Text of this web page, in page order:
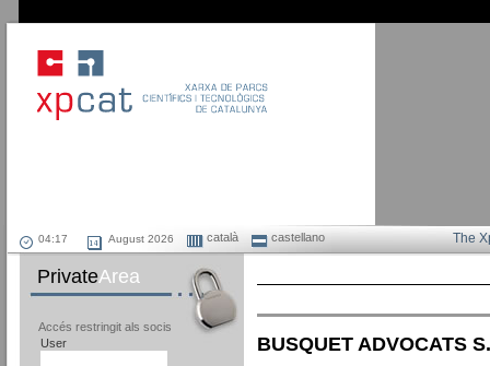
August 2026 català castellano The
PrivateArea
Accés restringit als socis
User
BUSQUET ADVOCATS